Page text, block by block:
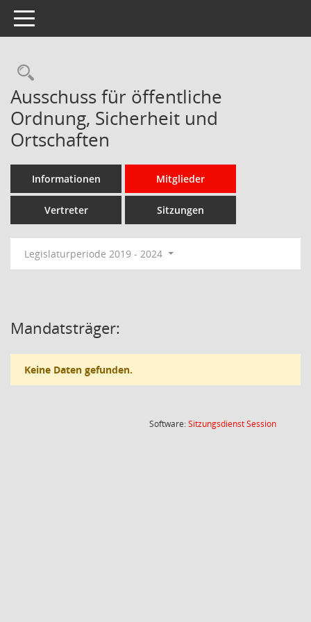
Toggle navigation
Rechercheauswahl
Ausschuss für öffentliche
Ordnung, Sicherheit und
Ortschaften
Informationen Mitglieder
Vertreter Sitzungen
Legislaturperiode 2019 - 2024
Mandatsträger:
Keine Daten gefunden.
Software:SitzungsdienstSession(Wird in